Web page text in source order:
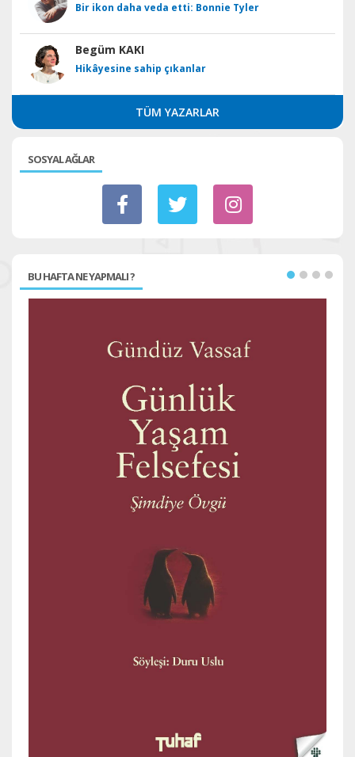
Bir ikon daha veda etti: Bonnie Tyler
Begüm KAKI
Hikâyesine sahip çıkanlar
TÜM YAZARLAR
SOSYAL AĞLAR
BU HAFTA NE YAPMALI ?